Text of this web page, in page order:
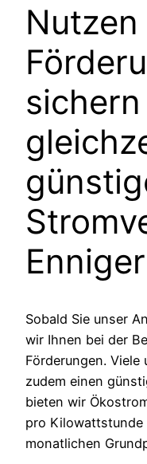
Sobald Sie unser
wir Ihnen bei der
Förderungen. Viele
zudem einen
bieten wir
pro Kilowattstunde
monatlichen